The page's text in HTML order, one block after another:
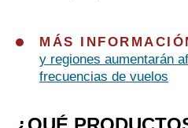
MÁS
y regiones aumentarán
frecuencias de vuelos